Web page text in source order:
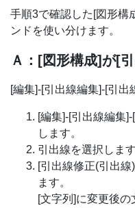
手順3で確認した[図形構
ンドを使い分けます。
Ａ：[図形構成]が[
[編集]-[引出線編集]-[引出
[編集]-[引出線編集
します。
引出線を選択します
[引出線修正(引出
ます。
[文字列]に変更後の